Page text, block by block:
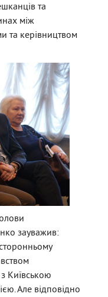
та
між
та керівництвом
зауважив:
Київською
Але відповідно